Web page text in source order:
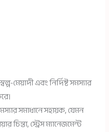
মেয়াদী এবং নির্দিষ্ট সমস্যার
সমাধানে সহায়ক, যেমন
চিন্তা, স্ট্রেস ম্যানেজমেন্ট